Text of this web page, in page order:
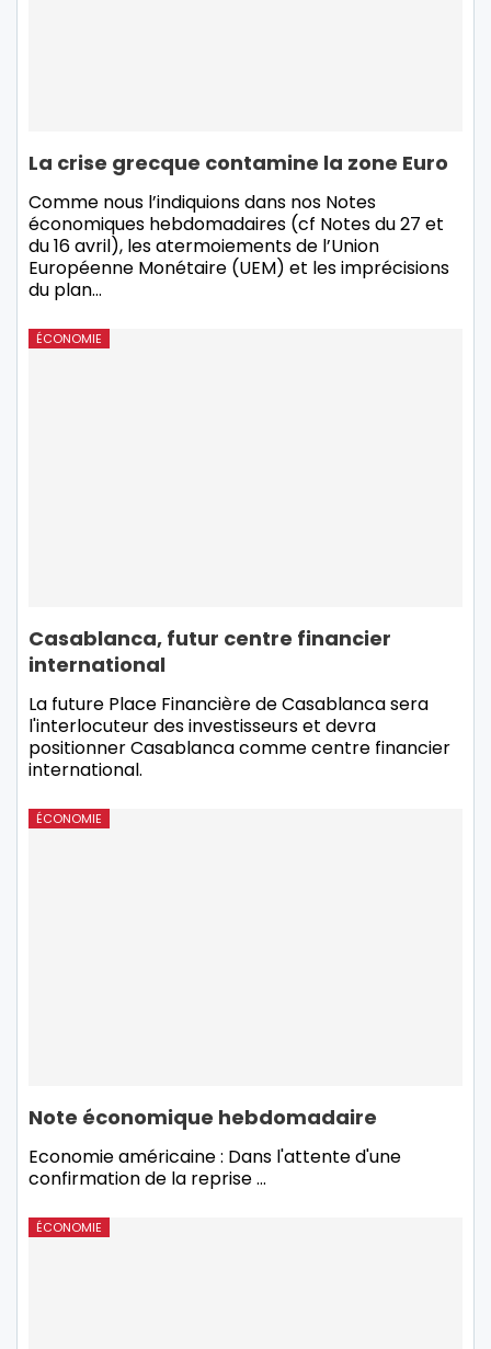
La crise grecque contamine la zone Euro
Comme nous l’indiquions dans nos Notes
économiques hebdomadaires (cf Notes du 27 et
du 16 avril), les atermoiements de l’Union
Européenne Monétaire (UEM) et les imprécisions
du plan…
ÉCONOMIE
Casablanca, futur centre financier
international
La future Place Financière de Casablanca sera
l'interlocuteur des investisseurs et devra
positionner Casablanca comme centre financier
international.
ÉCONOMIE
Note économique hebdomadaire
Economie américaine : Dans l'attente d'une
confirmation de la reprise ...
ÉCONOMIE